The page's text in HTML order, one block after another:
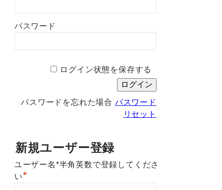
パスワード
ログイン状態を保存する
パスワードを忘れた場合 パスワード
リセット
新規ユーザー登録
ユーザー名*半角英数で登録してくださ
い*